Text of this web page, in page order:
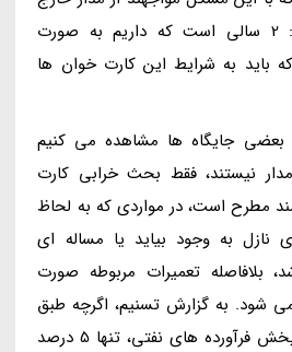
باشند. وی اضافه نمود: 2 سالی است که داریم به صورت
باید به شرایط این کارت خوان ها
بعضی جایگاه ها مشاهده می کنیم
نیستند، فقط بحث خرابی کارت
مطرح است، در مواردی که به لحاظ
نازل به وجود بیاید یا مساله ای
بلافاصله تعمیرات مربوطه صورت
شود. به گزارش تسنیم، اگرچه طبق
آمار رسمی شرکت ملی پخش فرآورده های نفتی، تنها 5 درصد